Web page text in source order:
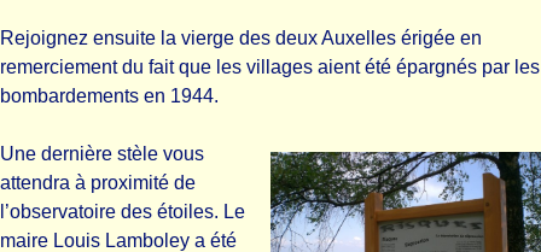
Rejoignez ensuite la vierge des deux Auxelles érigée en
remerciement du fait que les villages aient été épargnés par les
bombardements en 1944.
Une dernière stèle vous
attendra à proximité de
l’observatoire des étoiles. Le
maire Louis Lamboley a été